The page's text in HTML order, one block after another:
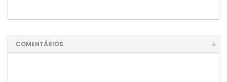
COMENTÁRIOS